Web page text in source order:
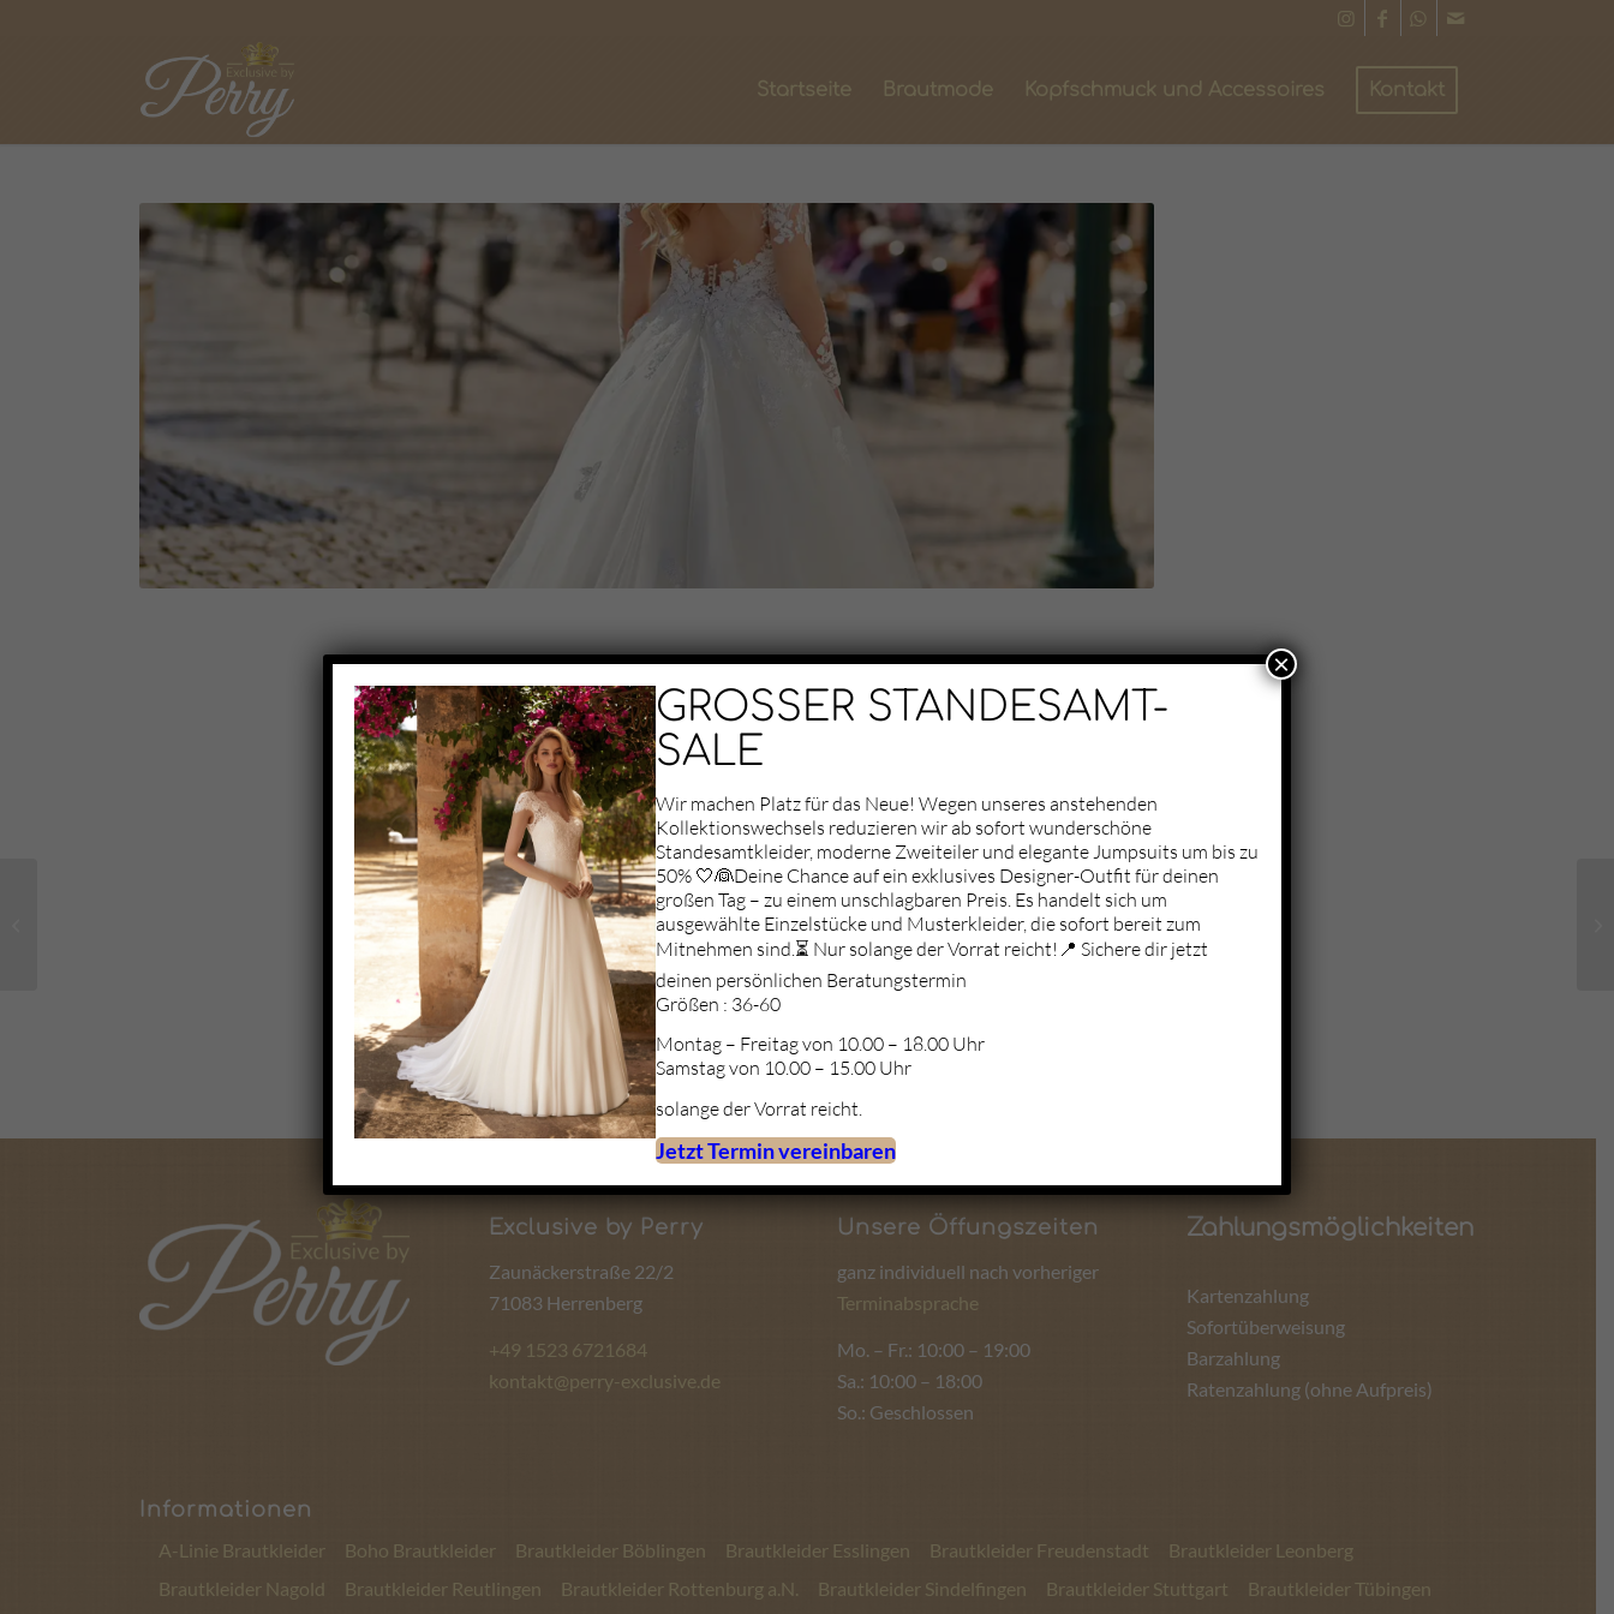
Startseite Brautmode Kopfschmuck und Accessoires Kontakt
Aufgrund deiner
Datenschutz-
Einstellungen können
wir Ihnen die Karte
nicht anzeigen.
Klicken Sie hier, um
neuen Fenster zu
öffnen.
Exclusive by Perry
Zaunäckerstraße 22/2
71083 Herrenberg
+49 1523 6721684
kontakt@perry-exclusive.de
Unsere Öffungszeiten
ganz individuell nach vorheriger
Terminabsprache
Mo. – Fr.: 10:00 – 19:00
Sa.: 10:00 – 18:00
So.: Geschlossen
Zahlungsmöglichkeiten
Kartenzahlung
Sofortüberweisung
Barzahlung
Ratenzahlung (ohne Aufpreis)
Informationen
A-Linie Brautkleider Boho Brautkleider Brautkleider Böblingen Brautkleider Esslingen Brautkleider Freudenstadt
Brautkleider Leonberg
Brautkleider Nagold
Brautkleider Reutlingen Brautkleider Rottenburg a.N. Brautkleider Sindelfingen Brautkleider Stuttgart Brautkleider Tübingen
GROSSER STANDESAMT-
SALE
Wir machen Platz für das Neue! Wegen unseres anstehenden
Kollektionswechsels reduzieren wir ab sofort wunderschöne
Standesamtkleider, moderne Zweiteiler und elegante Jumpsuits um bis zu
50% 🤍👰Deine Chance auf ein exklusives Designer-Outfit für deinen
großen Tag – zu einem unschlagbaren Preis. Es handelt sich um
ausgewählte Einzelstücke und Musterkleider, die sofort bereit zum
Mitnehmen sind.⏳ Nur solange der Vorrat reicht!📍 Sichere dir jetzt
deinen persönlichen Beratungstermin
Größen : 36-60
Montag – Freitag von 10.00 – 18.00 Uhr
Samstag von 10.00 – 15.00 Uhr
solange der Vorrat reicht.
Jetzt Termin vereinbaren
×